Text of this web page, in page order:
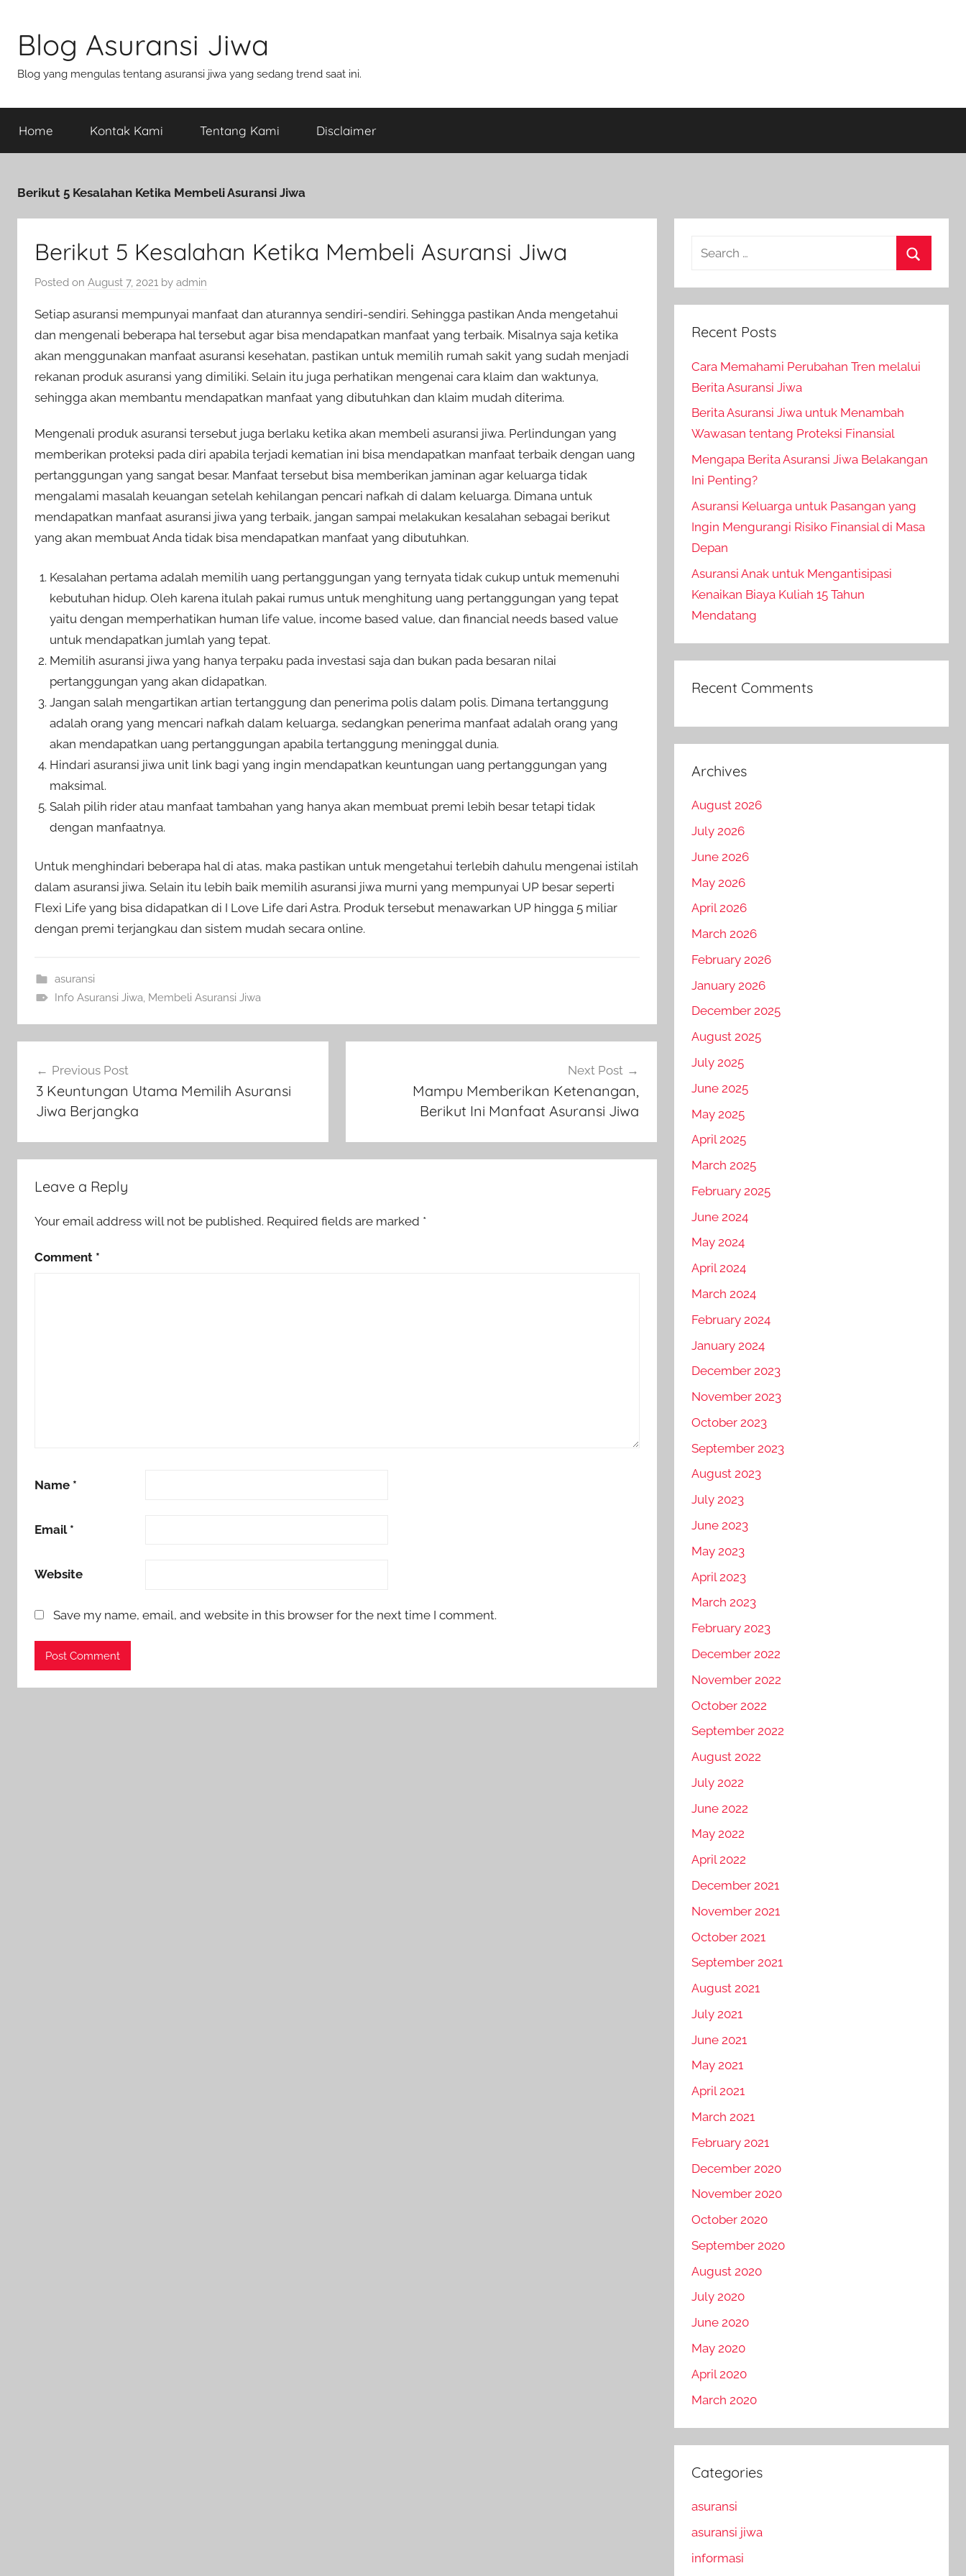
Blog Asuransi Jiwa
Blog yang mengulas tentang asuransi jiwa yang sedang trend saat ini.
Home Kontak Kami Tentang Kami Disclaimer
Berikut 5 Kesalahan Ketika Membeli Asuransi Jiwa
Berikut 5 Kesalahan Ketika Membeli Asuransi Jiwa
Posted on August 7, 2021 by admin
Setiap asuransi mempunyai manfaat dan aturannya sendiri-sendiri. Sehingga pastikan Anda mengetahui
dan mengenali beberapa hal tersebut agar bisa mendapatkan manfaat yang terbaik. Misalnya saja ketika
akan menggunakan manfaat asuransi kesehatan, pastikan untuk memilih rumah sakit yang sudah menjadi
rekanan produk asuransi yang dimiliki. Selain itu juga perhatikan mengenai cara klaim dan waktunya,
sehingga akan membantu mendapatkan manfaat yang dibutuhkan dan klaim mudah diterima.
Mengenali produk asuransi tersebut juga berlaku ketika akan membeli asuransi jiwa. Perlindungan yang
memberikan proteksi pada diri apabila terjadi kematian ini bisa mendapatkan manfaat terbaik dengan uang
pertanggungan yang sangat besar. Manfaat tersebut bisa memberikan jaminan agar keluarga tidak
mengalami masalah keuangan setelah kehilangan pencari nafkah di dalam keluarga. Dimana untuk
mendapatkan manfaat asuransi jiwa yang terbaik, jangan sampai melakukan kesalahan sebagai berikut
yang akan membuat Anda tidak bisa mendapatkan manfaat yang dibutuhkan.
Kesalahan pertama adalah memilih uang pertanggungan yang ternyata tidak cukup untuk memenuhi
kebutuhan hidup. Oleh karena itulah pakai rumus untuk menghitung uang pertanggungan yang tepat
yaitu dengan memperhatikan human life value, income based value, dan financial needs based value
untuk mendapatkan jumlah yang tepat.
Memilih asuransi jiwa yang hanya terpaku pada investasi saja dan bukan pada besaran nilai
pertanggungan yang akan didapatkan.
Jangan salah mengartikan artian tertanggung dan penerima polis dalam polis. Dimana tertanggung
adalah orang yang mencari nafkah dalam keluarga, sedangkan penerima manfaat adalah orang yang
akan mendapatkan uang pertanggungan apabila tertanggung meninggal dunia.
Hindari asuransi jiwa unit link bagi yang ingin mendapatkan keuntungan uang pertanggungan yang
maksimal.
Salah pilih rider atau manfaat tambahan yang hanya akan membuat premi lebih besar tetapi tidak
dengan manfaatnya.
Untuk menghindari beberapa hal di atas, maka pastikan untuk mengetahui terlebih dahulu mengenai istilah
dalam asuransi jiwa. Selain itu lebih baik memilih asuransi jiwa murni yang mempunyai UP besar seperti
Flexi Life yang bisa didapatkan di I Love Life dari Astra. Produk tersebut menawarkan UP hingga 5 miliar
dengan premi terjangkau dan sistem mudah secara online.
asuransi
Info Asuransi Jiwa, Membeli Asuransi Jiwa
Previous Post
3 Keuntungan Utama Memilih Asuransi
Jiwa Berjangka
Next Post
Mampu Memberikan Ketenangan,
Berikut Ini Manfaat Asuransi Jiwa
Leave a Reply
Your email address will not be published. Required fields are marked *
Comment *
Name *
Email *
Website
Save my name, email, and website in this browser for the next time I comment.
Recent Posts
Cara Memahami Perubahan Tren melalui
Berita Asuransi Jiwa
Berita Asuransi Jiwa untuk Menambah
Wawasan tentang Proteksi Finansial
Mengapa Berita Asuransi Jiwa Belakangan
Ini Penting?
Asuransi Keluarga untuk Pasangan yang
Ingin Mengurangi Risiko Finansial di Masa
Depan
Asuransi Anak untuk Mengantisipasi
Kenaikan Biaya Kuliah 15 Tahun
Mendatang
Recent Comments
Archives
August 2026
July 2026
June 2026
May 2026
April 2026
March 2026
February 2026
January 2026
December 2025
August 2025
July 2025
June 2025
May 2025
April 2025
March 2025
February 2025
June 2024
May 2024
April 2024
March 2024
February 2024
January 2024
December 2023
November 2023
October 2023
September 2023
August 2023
July 2023
June 2023
May 2023
April 2023
March 2023
February 2023
December 2022
November 2022
October 2022
September 2022
August 2022
July 2022
June 2022
May 2022
April 2022
December 2021
November 2021
October 2021
September 2021
August 2021
July 2021
June 2021
May 2021
April 2021
March 2021
February 2021
December 2020
November 2020
October 2020
September 2020
August 2020
July 2020
June 2020
May 2020
April 2020
March 2020
Categories
asuransi
asuransi jiwa
informasi